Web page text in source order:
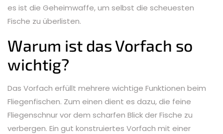
es ist die Geheimwaffe, um selbst die scheuesten
Fische zu überlisten.
Warum ist das Vorfach so
wichtig?
Das Vorfach erfüllt mehrere wichtige Funktionen beim
Fliegenfischen. Zum einen dient es dazu, die feine
Fliegenschnur vor dem scharfen Blick der Fische zu
verbergen. Ein gut konstruiertes Vorfach mit einer